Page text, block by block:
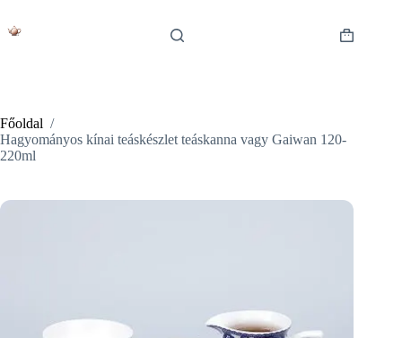
content
Shopping
Főoldal /
Hagyományos kínai teáskészlet teáskanna vagy Gaiwan 120-
220ml